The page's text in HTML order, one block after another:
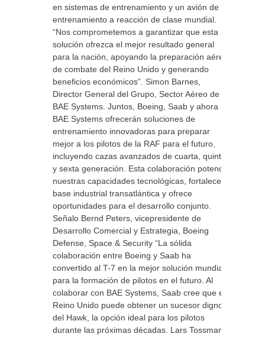
en sistemas de entrenamiento y un avión de
entrenamiento a reacción de clase mundial.
“Nos comprometemos a garantizar que esta
solución ofrezca el mejor resultado general
para la nación, apoyando la preparación aérea
de combate del Reino Unido y generando
beneficios económicos”. Simon Barnes,
Director General del Grupo, Sector Aéreo de
BAE Systems. Juntos, Boeing, Saab y ahora
BAE Systems ofrecerán soluciones de
entrenamiento innovadoras para preparar
mejor a los pilotos de la RAF para el futuro,
incluyendo cazas avanzados de cuarta, quinta
y sexta generación. Esta colaboración potencia
nuestras capacidades tecnológicas, fortalece la
base industrial transatlántica y ofrece
oportunidades para el desarrollo conjunto.
Señalo Bernd Peters, vicepresidente de
Desarrollo Comercial y Estrategia, Boeing
Defense, Space & Security “La sólida
colaboración entre Boeing y Saab ha
convertido al T-7 en la mejor solución mundial
para la formación de pilotos en el futuro. Al
colaborar con BAE Systems, Saab cree que el
Reino Unido puede obtener un sucesor digno
del Hawk, la opción ideal para los pilotos
durante las próximas décadas. Lars Tossman”,